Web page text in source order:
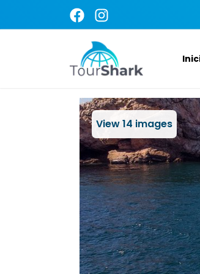
View14 images